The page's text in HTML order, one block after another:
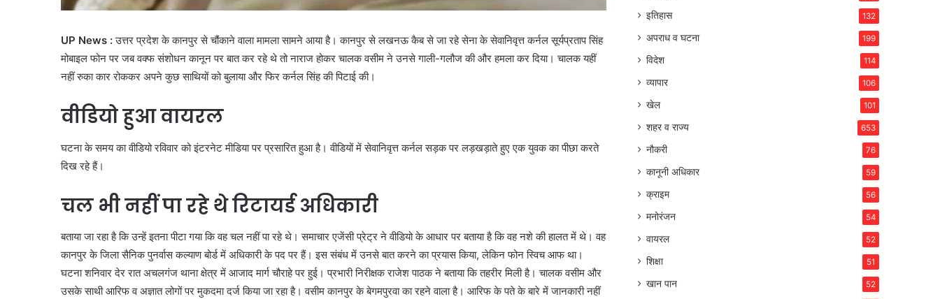
UP News :उत्तर प्रदेश के कानपुर से चौंकाने वाला मामला सामने आया है। कानपुर से लखनऊ कैब से जा रहे सेना के सेवानिवृत्त कर्नल सूर्यप्रताप सिंह
मोबाइल फोन पर जब वक्फ संशोधन कानून पर बात कर रहे थे तो नाराज होकर चालक वसीम ने उनसे गाली-गलौज की और हमला कर दिया। चालक यहीं
नहीं रुका कार रोककर अपने कुछ साथियों को बुलाया और फिर कर्नल सिंह की पिटाई की।
वीडियो हुआ वायरल
घटना के समय का वीडियो रविवार को इंटरनेट मीडिया पर प्रसारित हुआ है। वीडियों में सेवानिवृत्त कर्नल सड़क पर लड़खड़ाते हुए एक युवक का पीछा करते
दिख रहे हैं।
चल भी नहीं पा रहे थे रिटायर्ड अधिकारी
बताया जा रहा है कि उन्हें इतना पीटा गया कि वह चल नहीं पा रहे थे। समाचार एजेंसी प्रेट्र ने वीडियो के आधार पर बताया है कि वह नशे की हालत में थे। वह
कानपुर के जिला सैनिक पुनर्वास कल्याण बोर्ड में अधिकारी के पद पर हैं। इस संबंध में उनसे बात करने का प्रयास किया, लेकिन फोन स्विच आफ था।
घटना शनिवार देर रात अचलगंज थाना क्षेत्र में आजाद मार्ग चौराहे पर हुई। प्रभारी निरीक्षक राजेश पाठक ने बताया कि तहरीर मिली है। चालक वसीम और
उसके साथी आरिफ व अज्ञात लोगों पर मुकदमा दर्ज किया जा रहा है। वसीम कानपुर के बेगमपुरवा का रहने वाला है। आरिफ के पते के बारे में जानकारी नहीं
इतिहास 132
अपराध व घटना 199
विदेश 114
व्यापार 106
खेल 101
शहर व राज्य 653
नौकरी 76
कानूनी अधिकार 59
क्राइम 56
मनोरंजन 54
वायरल 52
शिक्षा 51
खान पान 52